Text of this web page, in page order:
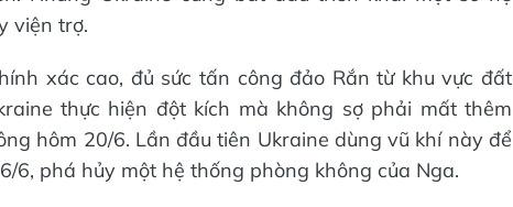
viện trợ.
xác cao, đủ sức tấn công đảo Rắn từ khu vực đất
thực hiện đột kích mà không sợ phải mất thêm
hôm 20/6. Lần đầu tiên Ukraine dùng vũ khí này để
6, phá hủy một hệ thống phòng không của Nga.